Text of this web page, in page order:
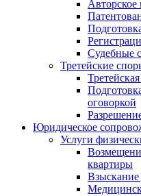
Авторское
Судебные
Третейские
оговоркой
Юридическое
Услуги
квартиры
Взыскание